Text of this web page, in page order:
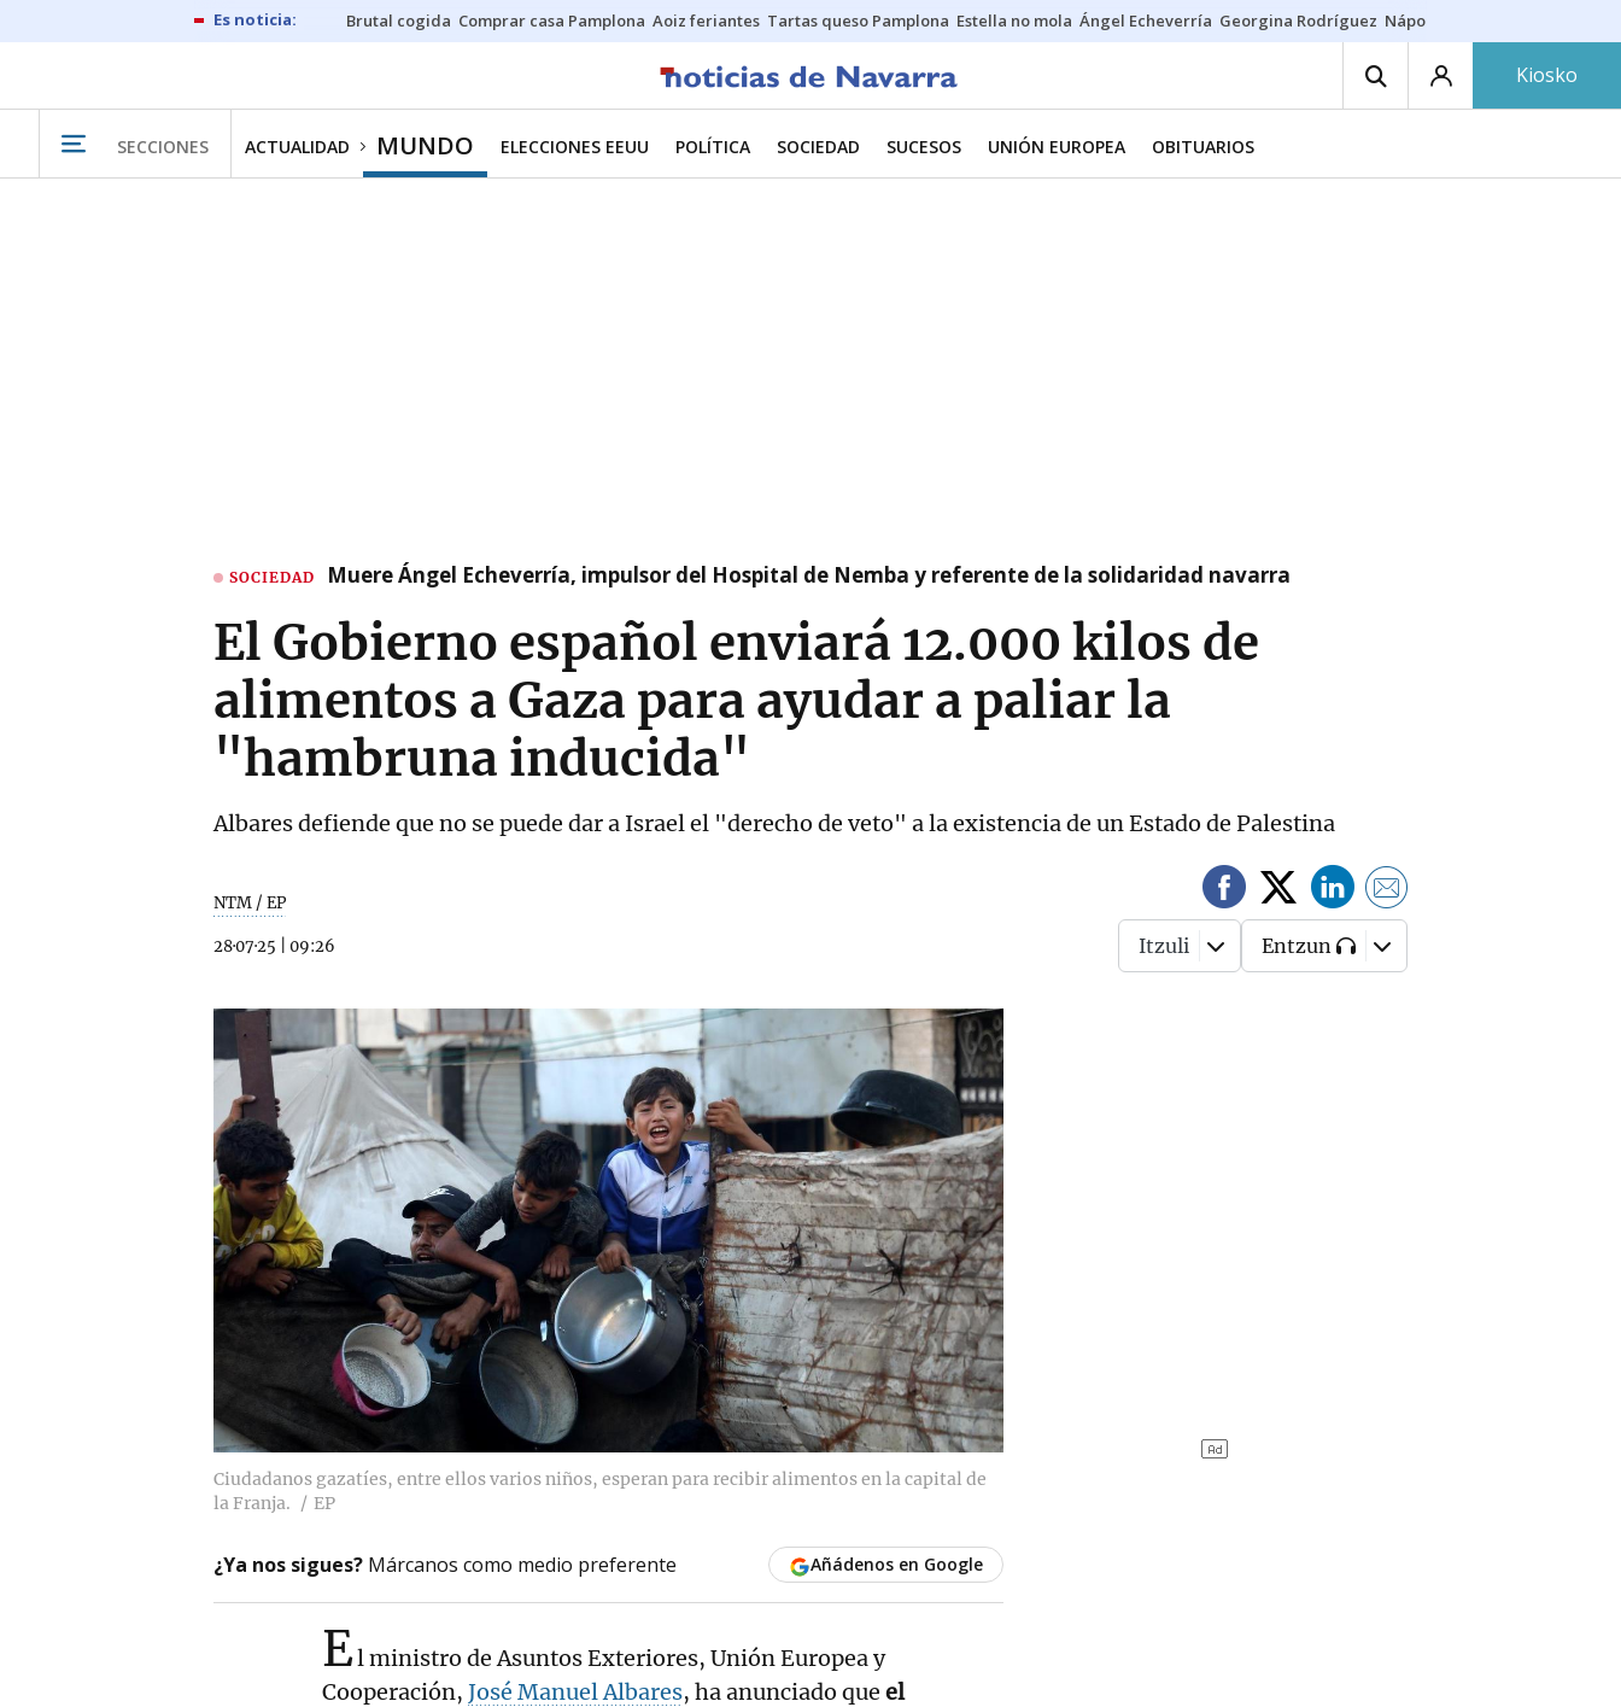
Brutal cogida Comprar casa Pamplona Aoiz feriantes Tartas queso Pamplona Estella no mola Ángel Echeverría Georgina Rodríguez Nápoles - Osasuna
Kiosko
SECCIONES ACTUALIDAD MUNDO ELECCIONES EEUU POLÍTICA SOCIEDAD SUCESOS UNIÓN EUROPEA OBITUARIOS
SOCIEDAD Muere Ángel Echeverría, impulsor del Hospital de Nemba y referente de la solidaridad navarra
El Gobierno español enviará 12.000 kilos de
alimentos a Gaza para ayudar a paliar la
"hambruna inducida"
Albares defiende que no se puede dar a Israel el "derecho de veto" a la existencia de un Estado de Palestina
NTM / EP
28·07·25 09:26 Itzuli Entzun
Ciudadanos gazatíes, entre ellos varios niños, esperan para recibir alimentos en la capital de
la Franja.
EP
¿Ya nos sigues? Márcanos como medio preferente Añádenos en Google
El ministro de Asuntos Exteriores, Unión Europea y
Cooperación, José Manuel Albares, ha anunciado que el